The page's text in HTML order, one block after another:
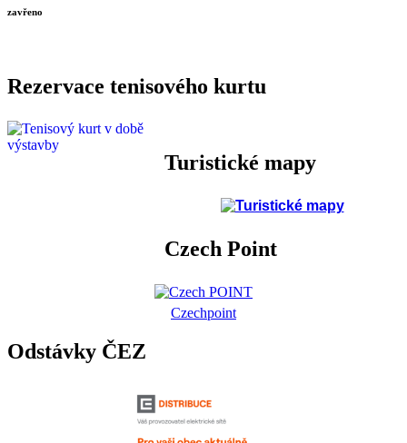
zavřeno
Rezervace tenisového kurtu
Turistické mapy
Czech Point
Czechpoint
Odstávky ČEZ